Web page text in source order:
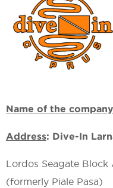
Name of the company
Address: Dive-In
Lordos Seagate
(formerly Piale Pasa)